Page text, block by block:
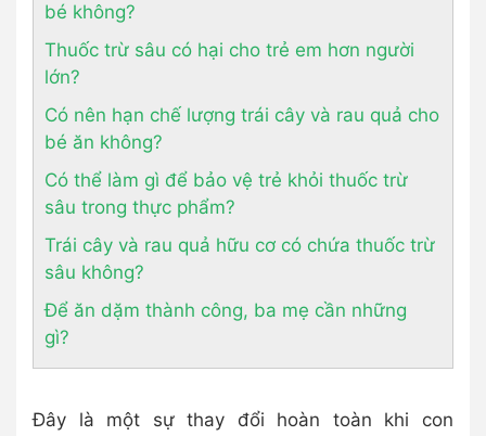
bé không?
Thuốc trừ sâu có hại cho trẻ em hơn người
lớn?
Có nên hạn chế lượng trái cây và rau quả cho
bé ăn không?
Có thể làm gì để bảo vệ trẻ khỏi thuốc trừ
sâu trong thực phẩm?
Trái cây và rau quả hữu cơ có chứa thuốc trừ
sâu không?
Để ăn dặm thành công, ba mẹ cần những
gì?
Đây là một sự thay đổi hoàn toàn khi con